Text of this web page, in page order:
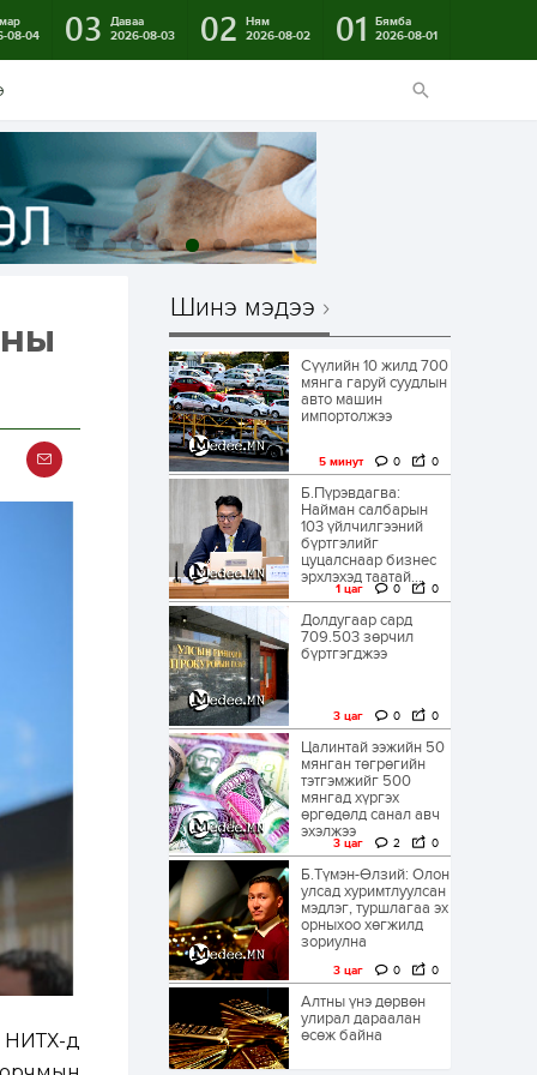
08-04
03
Даваа
2026-08-03
02
Ням
2026-08-02
01
Бямба
2026-08-01
НИТХ-д
Шинэ мэдээ
Сүүлийн 10 жилд 700
мянга гаруй суудлын
авто машин
импортолжээ
5 минут 0 0
Б.Пүрэвдагва:
Найман салбарын
103 үйлчилгээний
бүртгэлийг
цуцалснаар бизнес
эрхлэхэд таатай...
1 цаг 0 0
Долдугаар сард
709.503 зөрчил
бүртгэгджээ
3 цаг 0 0
Цалинтай ээжийн 50
мянган төгрөгийн
тэтгэмжийг 500
мянгад хүргэх
өргөдөлд санал авч
эхэлжээ
3 цаг 2 0
Б.Түмэн-Өлзий: Олон
улсад хуримтлуулсан
мэдлэг, туршлагаа эх
орныхоо хөгжилд
зориулна
3 цаг 0 0
Алтны үнэ дөрвөн
улирал дараалан
өсөж байна